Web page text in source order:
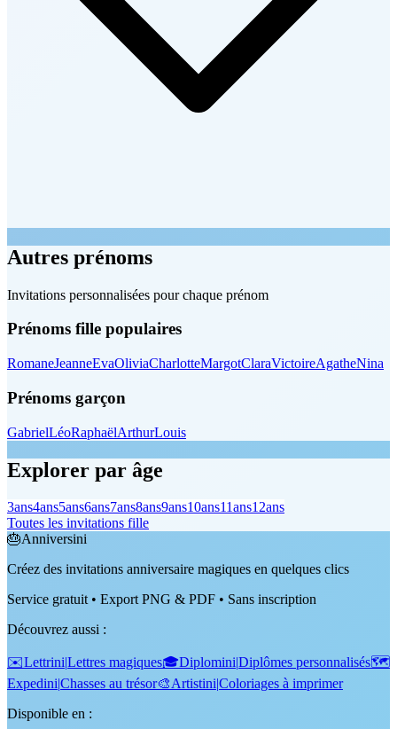
Autres prénoms
Invitations personnalisées pour chaque prénom
Prénoms fille populaires
RomaneJeanneEvaOliviaCharlotteMargotClaraVictoireAgatheNina
Prénoms garçon
GabrielLéoRaphaëlArthurLouis
Explorer par âge
3ans4ans5ans6ans7ans8ans9ans10ans11ans12ans
Toutes les invitations fille
🎂Anniversini
Créez des invitations anniversaire magiques en quelques clics
Service gratuit • Export PNG & PDF • Sans inscription
Découvrez aussi :
✉️Lettrini|Lettres magiques🎓Diplomini|Diplômes personnalisés🗺️
Expedini|Chasses au trésor🎨Artistini|Coloriages à imprimer
Disponible en :